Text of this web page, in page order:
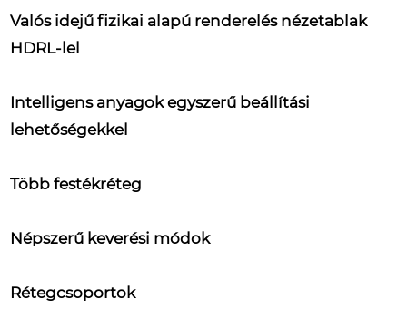
Valós idejű fizikai alapú renderelés nézetablak
HDRL-lel
Intelligens anyagok egyszerű beállítási
lehetőségekkel
Több festékréteg
Népszerű keverési módok
Rétegcsoportok